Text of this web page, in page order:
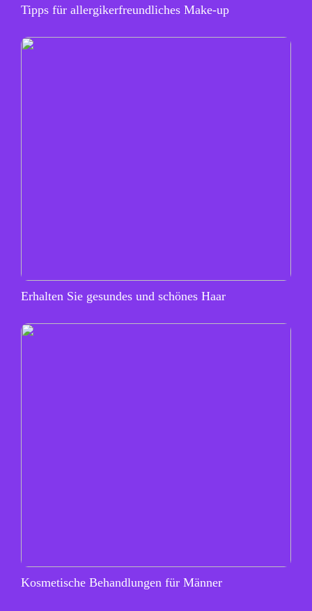
Tipps für allergikerfreundliches Make-up
Erhalten Sie gesundes und schönes Haar
Kosmetische Behandlungen für Männer